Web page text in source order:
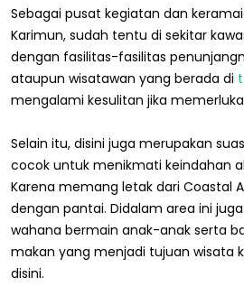
Sebagai pusat kegiatan dan
Karimun, sudah tentu di sekitar
dengan fasilitas-fasilitas
ataupun wisatawan yang berada di
mengalami kesulitan jika
Selain itu, disini juga merupakan
cocok untuk menikmati keindahan
Karena memang letak dari Coastal
dengan pantai. Didalam area ini
wahana bermain anak-anak serta
makan yang menjadi tujuan wisata
disini.